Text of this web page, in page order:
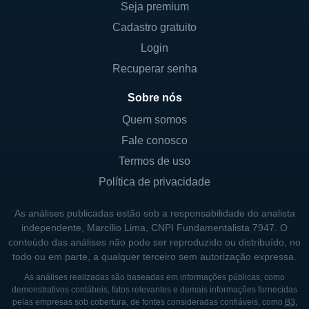
incluem: aeronáutica, que abrange todas as
suas operações de fabricação de aviões e
helicópteros; defesa, que inclui produtos
para aplicações militares; e veículos, onde a
divisões permite à Textron capturar
diferentes segmentos de mercado e
diversificar seu risco em várias indústrias.
Os controladores da empresa incluem uma
combinação de acionistas institucionais e
investidores individuais, sendo que a
estrutura acionária é pública, permitindo a
negociação de suas ações em bolsa. Não há
informações disponíveis que indiquem
participação governamental significativa na
Seja premium
Cadastro gratuito
Login
Recuperar senha
Sobre nós
Quem somos
Fale conosco
Termos de uso
Política de privacidade
As análises publicadas estão sob a responsabilidade do analista
independente, Marcílio Lima, CNPI Fundamentalista 7947. O
conteúdo das análises não pode ser reproduzido ou distribuído, no
todo ou em parte, a qualquer terceiro sem autorização expressa.
As análises realizadas são baseadas em informações públicas, como
demonstrativos contábeis, fatos relevantes e demais informações fornecidas
pelas empresas sob cobertura, de fontes consideradas confiáveis, como B3,